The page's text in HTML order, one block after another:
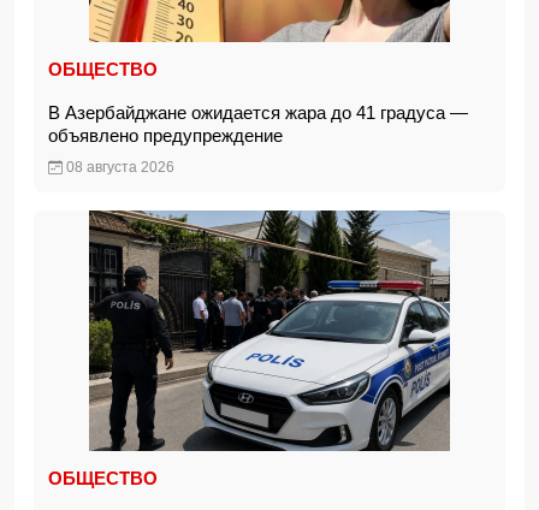
ОБЩЕСТВО
В Азербайджане ожидается жара до 41 градуса —
объявлено предупреждение
08 августа 2026
ОБЩЕСТВО